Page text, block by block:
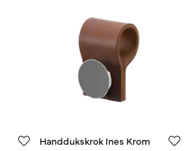
Handdukskrok Ines Krom